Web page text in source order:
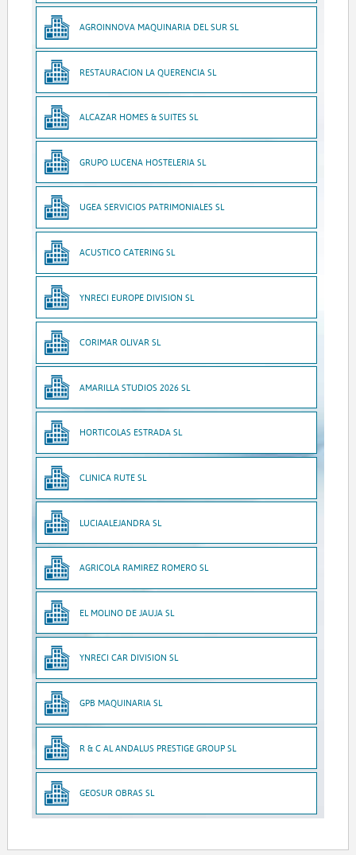
AGROINNOVA MAQUINARIA DEL SUR SL
RESTAURACION LA QUERENCIA SL
ALCAZAR HOMES & SUITES SL
GRUPO LUCENA HOSTELERIA SL
UGEA SERVICIOS PATRIMONIALES SL
ACUSTICO CATERING SL
YNRECI EUROPE DIVISION SL
CORIMAR OLIVAR SL
AMARILLA STUDIOS 2026 SL
HORTICOLAS ESTRADA SL
CLINICA RUTE SL
LUCIAALEJANDRA SL
AGRICOLA RAMIREZ ROMERO SL
EL MOLINO DE JAUJA SL
YNRECI CAR DIVISION SL
GPB MAQUINARIA SL
R & C AL ANDALUS PRESTIGE GROUP SL
GEOSUR OBRAS SL